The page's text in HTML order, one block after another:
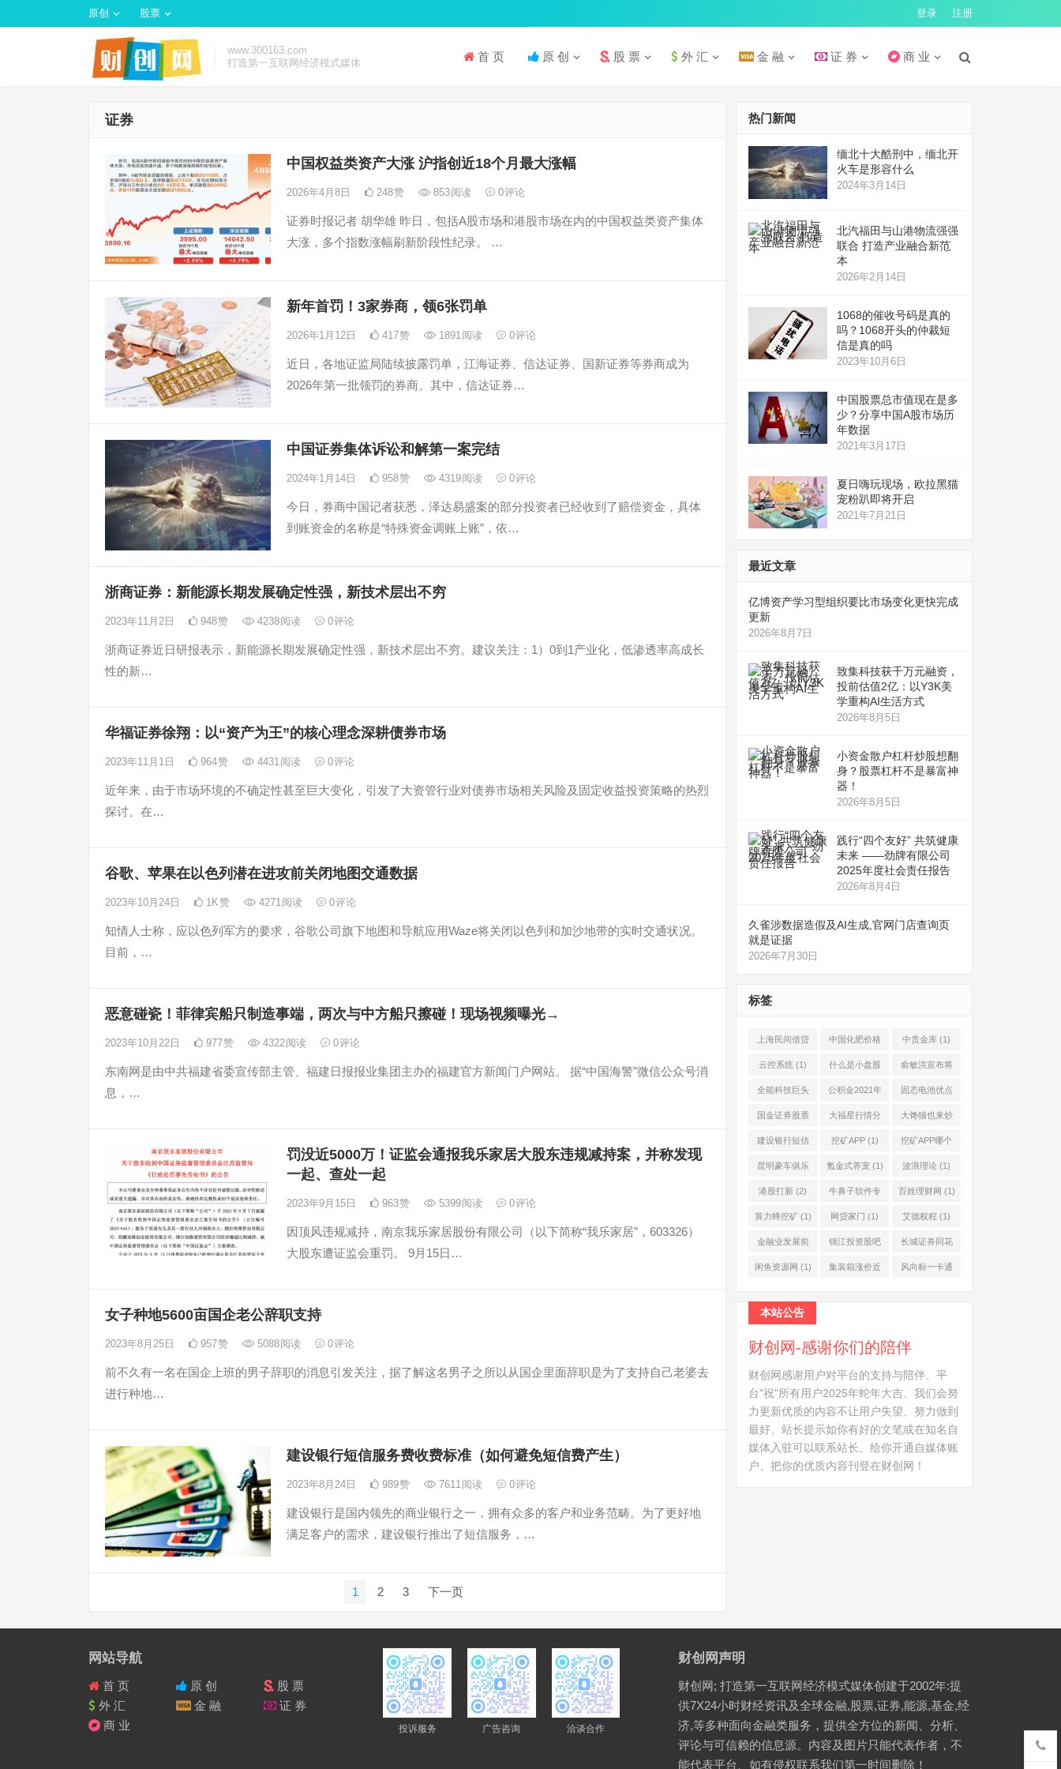
原创 股票 登录 注册
www.300163.com
打造第一互联网经济模式媒体
首 页 原 创 股 票 外 汇 金 融 证 券 商 业
证券
中国权益类资产大涨 沪指创近18个月最大涨幅
2026年4月8日 248赞 853阅读 0评论
证券时报记者 胡华雄 昨日，包括A股市场和港股市场在内的中国权益类资产集体
大涨，多个指数涨幅刷新阶段性纪录。 …
新年首罚！3家券商，领6张罚单
2026年1月12日 417赞 1891阅读 0评论
近日，各地证监局陆续披露罚单，江海证券、信达证券、国新证券等券商成为
2026年第一批领罚的券商。其中，信达证券…
中国证券集体诉讼和解第一案完结
2024年1月14日 958赞 4319阅读 0评论
今日，券商中国记者获悉，泽达易盛案的部分投资者已经收到了赔偿资金，具体
到账资金的名称是“特殊资金调账上账”，依…
浙商证券：新能源长期发展确定性强，新技术层出不穷
2023年11月2日 948赞 4238阅读 0评论
浙商证券近日研报表示，新能源长期发展确定性强，新技术层出不穷。建议关注：1）0到1产业化，低渗透率高成长
性的新…
华福证券徐翔：以“资产为王”的核心理念深耕债券市场
2023年11月1日 964赞 4431阅读 0评论
近年来，由于市场环境的不确定性甚至巨大变化，引发了大资管行业对债券市场相关风险及固定收益投资策略的热烈
探讨。在…
谷歌、苹果在以色列潜在进攻前关闭地图交通数据
2023年10月24日 1K赞 4271阅读 0评论
知情人士称，应以色列军方的要求，谷歌公司旗下地图和导航应用Waze将关闭以色列和加沙地带的实时交通状况。
目前，…
恶意碰瓷！菲律宾船只制造事端，两次与中方船只擦碰！现场视频曝光→
2023年10月22日 977赞 4322阅读 0评论
东南网是由中共福建省委宣传部主管、福建日报报业集团主办的福建官方新闻门户网站。 据“中国海警”微信公众号消
息，…
罚没近5000万！证监会通报我乐家居大股东违规减持案，并称发现
一起、查处一起
2023年9月15日 963赞 5399阅读 0评论
因顶风违规减持，南京我乐家居股份有限公司（以下简称“我乐家居”，603326）
大股东遭证监会重罚。 9月15日…
女子种地5600亩国企老公辞职支持
2023年8月25日 957赞 5088阅读 0评论
前不久有一名在国企上班的男子辞职的消息引发关注，据了解这名男子之所以从国企里面辞职是为了支持自己老婆去
进行种地…
建设银行短信服务费收费标准（如何避免短信费产生）
2023年8月24日 989赞 7611阅读 0评论
建设银行是国内领先的商业银行之一，拥有众多的客户和业务范畴。为了更好地
满足客户的需求，建设银行推出了短信服务，…
1 2 3 下一页
热门新闻
缅北十大酷刑中，缅北开
火车是形容什么
2024年3月14日
北汽福田与山港物流强强
联合 打造产业融合新范
本
2026年2月14日
1068的催收号码是真的
吗？1068开头的仲裁短
信是真的吗
2023年10月6日
中国股票总市值现在是多
少？分享中国A股市场历
年数据
2021年3月17日
夏日嗨玩现场，欧拉黑猫
宠粉趴即将开启
2021年7月21日
最近文章
亿博资产学习型组织要比市场变化更快完成
更新
2026年8月7日
致集科技获千万元融资，
投前估值2亿：以Y3K美
学重构AI生活方式
2026年8月5日
小资金散户杠杆炒股想翻
身？股票杠杆不是暴富神
器！
2026年8月5日
践行“四个友好” 共筑健康
未来 ——劲牌有限公司
2025年度社会责任报告
2026年8月4日
久雀涉数据造假及AI生成,官网门店查询页
就是证据
2026年7月30日
标签
上海民间借贷
公司(1)
中国化肥价格
网(1)
中贵金库 (1)
云控系统 (1) 什么是小盘股
(2)
俞敏洪宣布将
退休(1)
全能科技巨头
(1)
公积金2021年
起不允许提取
固态电池优点
(1)
国金证券股票
(2)
大福星行情分
析系统(1)
大馋猫也来炒
股票(1)
建设银行短信
服务费(1)
挖矿APP(1) 挖矿APP哪个
靠谱(1)
昆明豪车俱乐
部(1)
氪金式养宠(1) 波浪理论 (1)
港股打新 (2) 牛鼻子软件专
业版(1)
百姓理财网 (1)
算力蜂挖矿(1) 网贷家门 (1) 艾德权程 (1)
金融业发展前
景(1)
锦江投资股吧
(1)
长城证券同花
顺(1)
闲鱼资源网 (1) 集装箱涨价近 风向标一卡通
本站公告
财创网-感谢你们的陪伴
财创网感谢用户对平台的支持与陪伴、平
台"祝"所有用户2025年蛇年大吉、我们会努
力更新优质的内容不让用户失望、努力做到
最好、站长提示如你有好的文笔或在知名自
媒体入驻可以联系站长、给你开通自媒体账
户、把你的优质内容刊登在财创网！
网站导航
首 页 原 创
股 票
外 汇
金 融
证 券
商 业
投诉服务 广告咨询 洽谈合作
财创网声明
财创网; 打造第一互联网经济模式媒体创建于2002年:提
供7X24小时财经资讯及全球金融,股票,证券,能源,基金,经
济,等多种面向金融类服务，提供全方位的新闻、分析、
评论与可信赖的信息源。内容及图片只能代表作者，不
能代表平台、如有侵权联系我们第一时间删除！